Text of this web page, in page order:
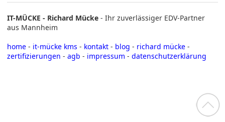
IT-MÜCKE - Richard Mücke - Ihr zuverlässiger EDV-Partner
aus Mannheim
home - it-mücke kms - kontakt - blog - richard mücke -
zertifizierungen - agb - impressum - datenschutzerklärung